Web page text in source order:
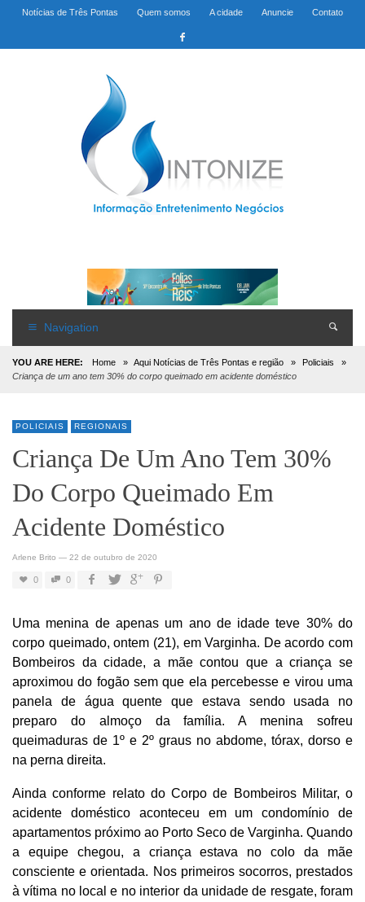
Notícias de Três Pontas Quem somos A cidade Anuncie Contato
Navigation
YOU ARE HERE: Home » Aqui Notícias de Três Pontas e região » Policiais
»
Criança de um ano tem 30% do corpo queimado em acidente doméstico
POLICIAIS REGIONAIS
Criança De Um Ano Tem 30%
Do Corpo Queimado Em
Acidente Doméstico
Arlene Brito — 22 de outubro de 2020
0 0
Uma menina de apenas um ano de idade teve 30% do
corpo queimado, ontem (21), em Varginha. De acordo com
Bombeiros da cidade, a mãe contou que a criança se
aproximou do fogão sem que ela percebesse e virou uma
panela de água quente que estava sendo usada no
preparo do almoço da família. A menina sofreu
queimaduras de 1º e 2º graus no abdome, tórax, dorso e
na perna direita.
Ainda conforme relato do Corpo de Bombeiros Militar, o
acidente doméstico aconteceu em um condomínio de
apartamentos próximo ao Porto Seco de Varginha. Quando
a equipe chegou, a criança estava no colo da mãe
consciente e orientada. Nos primeiros socorros, prestados
à vítima no local e no interior da unidade de resgate, foram